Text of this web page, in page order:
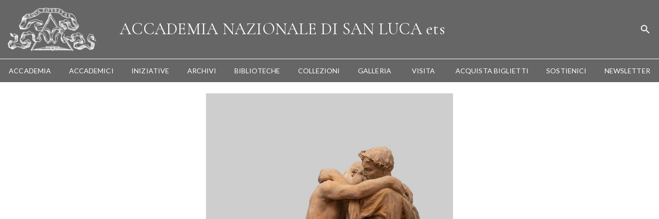
ACCADEMIA NAZIONALE DI SAN LUCA ets
ACCADEMIA ACCADEMICI INIZIATIVE ARCHIVI BIBLIOTECHE COLLEZIONI GALLERIA VISITA ACQUISTA BIGLIETTI SOSTIENICI NEWSLETTER